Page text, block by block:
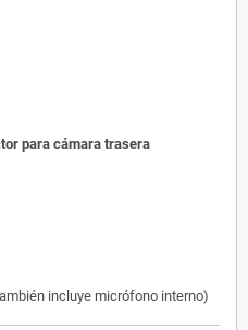
para cámara trasera
incluye micrófono interno)